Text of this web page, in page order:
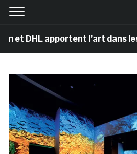
apportent l’art dans les salles